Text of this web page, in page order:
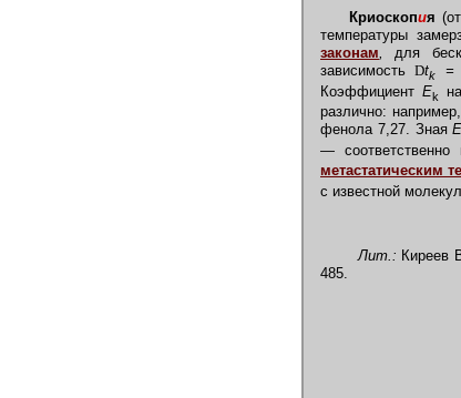
Криоскопия (от
температуры
законам, для
зависимостьDtk =
Коэффициент Ek
различно:
фенола 7,27. ЗнаяE
—
метастатическим
с известной
Лит.: Киреев
485.